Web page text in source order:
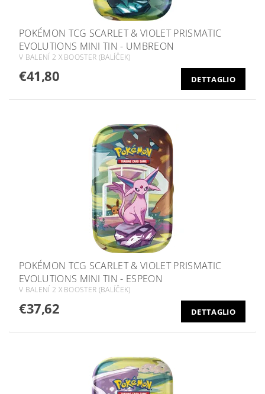
POKÉMON TCG SCARLET & VIOLET PRISMATIC
EVOLUTIONS MINI TIN - UMBREON
V BALENÍ 2 X BOOSTER (BALÍČEK)
€41,80 DETTAGLIO
POKÉMON TCG SCARLET & VIOLET PRISMATIC
EVOLUTIONS MINI TIN - ESPEON
V BALENÍ 2 X BOOSTER (BALÍČEK)
€37,62 DETTAGLIO